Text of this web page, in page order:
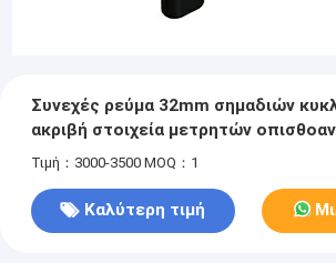
Συνεχές ρεύμα 32mm σημαδιών
ακριβή στοιχεία μετρητών
8.4V κόκκινα
Τιμή：3000-3500 MOQ：1
Καλύτερη τιμή